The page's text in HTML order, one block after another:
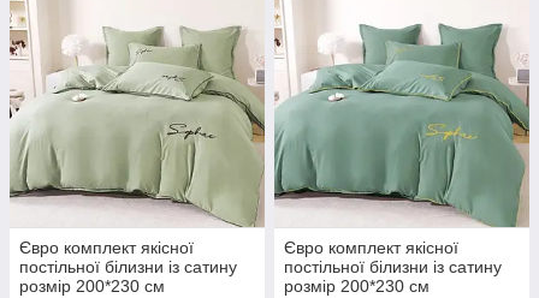
Євро комплект якісної
постільної білизни із сатину
розмір 200*230 см
Євро комплект якісної
постільної білизни із сатину
розмір 200*230 см